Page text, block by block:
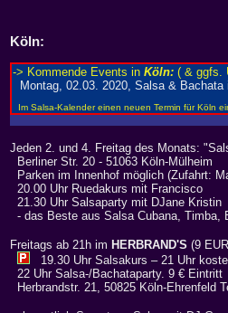
Köln:
Jeden 2. und 4. Freitag des Monats:
Berliner Str. 20 - 51063 Köln-Mülheim
Parken im Innenhof möglich (Zufahrt:
20.00 Uhr Ruedakurs mit Francisco
21.30 Uhr Salsaparty mit DJane Kristin
- das Beste aus Salsa Cubana, Timba,
Freitags ab 21h im HERBRAND'S (9
19.30 Uhr Salsakurs – 21 Uhr
22 Uhr Salsa-/Bachataparty. 9 € Eintritt
Herbrandstr. 21, 50825 Köln-Ehrenfeld